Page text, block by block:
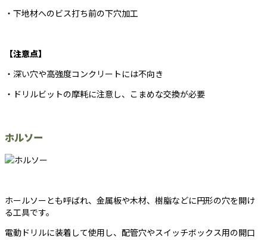
・下地材へのビス打ち前の下穴加工
【注意点】
・深い穴や高強度コンクリートには不向き
・ドリルビットの摩耗に注意し、こまめな交換が必要
ホルソー
ホールソーとも呼ばれ、金属板や木材、樹脂などに円形の穴を開け
る工具です。
電動ドリルに装着して使用し、配管穴やスイッチボックス用の開口